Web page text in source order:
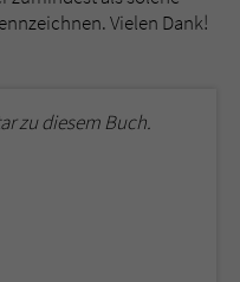
Vielen Dank!
zu diesem Buch.